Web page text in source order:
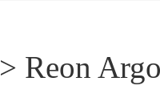
> Reon